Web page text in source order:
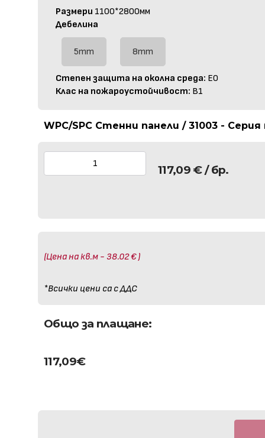
Размери 1100*2800мм
Дебелина
5mm 8mm
Степен защита на околна среда: E0
Клас на пожароустойчивост: B1
WPC/SPC Стенни панели / 31003 -
117,09 €/ бр.
(Цена на кв.м - 38.02 € )
*Всички цени са с ДДС
Общо за плащане:
117,09€